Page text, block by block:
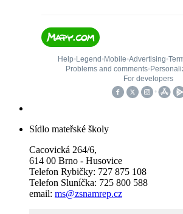
Sídlo mateřské školy
Cacovická 264/6,
614 00 Brno - Husovice
Telefon Rybičky: 727 875 108
Telefon Sluníčka: 725 800 588
email: ms@zsnamrep.cz